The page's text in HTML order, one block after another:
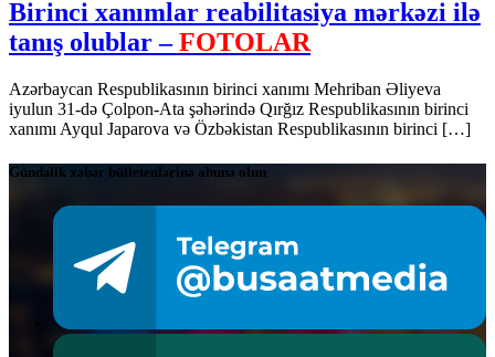
Birinci xanımlar reabilitasiya mərkəzi ilə
tanış olublar –FOTOLAR
Azərbaycan Respublikasının birinci xanımı Mehriban Əliyeva
iyulun 31-də Çolpon-Ata şəhərində Qırğız Respublikasının birinci
xanımı Ayqul Japarova və Özbəkistan Respublikasının birinci […]
Gündəlik xəbər bülletenlərinə abunə olun